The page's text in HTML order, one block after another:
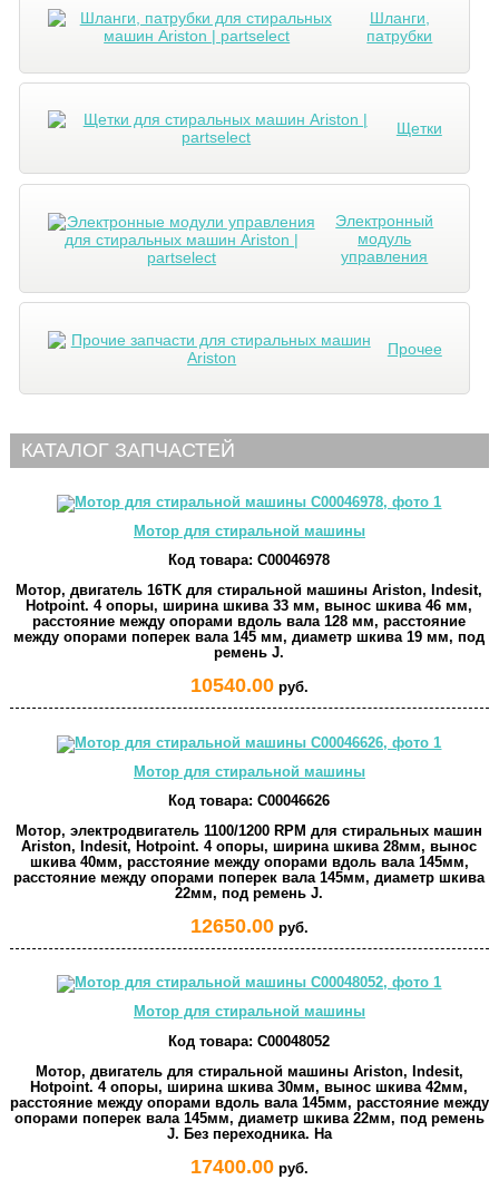
Шланги,
патрубки
Щетки
Электронный
модуль
управления
Прочее
КАТАЛОГ ЗАПЧАСТЕЙ
Мотор для стиральной машины
Код товара: C00046978
Мотор, двигатель 16TK для стиральной машины Ariston, Indesit,
Hotpoint. 4 опоры, ширина шкива 33 мм, вынос шкива 46 мм,
расстояние между опорами вдоль вала 128 мм, расстояние
между опорами поперек вала 145 мм, диаметр шкива 19 мм, под
ремень J.
10540.00руб.
Мотор для стиральной машины
Код товара: C00046626
Мотор, электродвигатель 1100/1200 RPM для стиральных машин
Ariston, Indesit, Hotpoint. 4 опоры, ширина шкива 28мм, вынос
шкива 40мм, расстояние между опорами вдоль вала 145мм,
расстояние между опорами поперек вала 145мм, диаметр шкива
22мм, под ремень J.
12650.00руб.
Мотор для стиральной машины
Код товара: C00048052
Мотор, двигатель для стиральной машины Ariston, Indesit,
Hotpoint. 4 опоры, ширина шкива 30мм, вынос шкива 42мм,
расстояние между опорами вдоль вала 145мм, расстояние между
опорами поперек вала 145мм, диаметр шкива 22мм, под ремень
J. Без переходника. На
17400.00руб.